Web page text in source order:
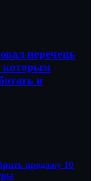
перечень
которым
в
продажу 10